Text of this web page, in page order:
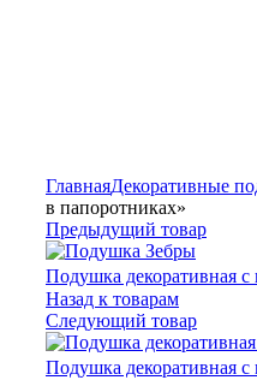
ГлавнаяДекоративные
в папоротниках»
Предыдущий товар
Подушка декоративная
Назад к товарам
Следующий товар
Подушка декоративная